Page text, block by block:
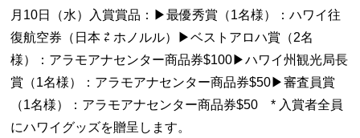
月10日（水）入賞賞品：▶︎最優秀賞（1名様）：ハワイ往
復航空券（日本 ⇄ ホノルル）▶︎ベストアロハ賞（2名
様）：アラモアナセンター商品券$100▶︎ハワイ州観光局長
賞（1名様）：アラモアナセンター商品券$50▶︎審査員賞
（1名様）：アラモアナセンター商品券$50 * 入賞者全員
にハワイグッズを贈呈します。